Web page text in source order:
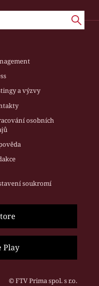
a výzvy
osobních
soukromí
Play
© FTV Prima spol. s r.o.